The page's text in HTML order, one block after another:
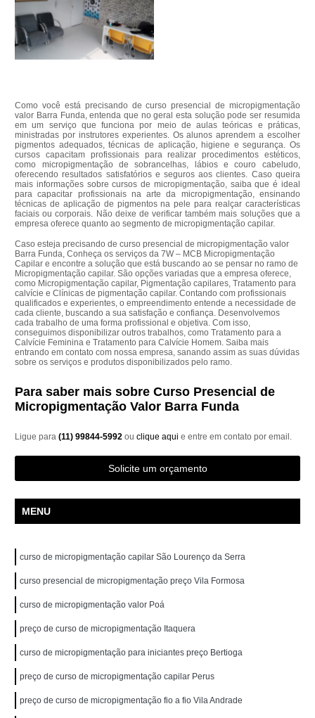
Como você está precisando de curso presencial de micropigmentação
valor Barra Funda, entenda que no geral esta solução pode ser resumida
em um serviço que funciona por meio de aulas teóricas e práticas,
ministradas por instrutores experientes. Os alunos aprendem a escolher
pigmentos adequados, técnicas de aplicação, higiene e segurança. Os
cursos capacitam profissionais para realizar procedimentos estéticos,
como micropigmentação de sobrancelhas, lábios e couro cabeludo,
oferecendo resultados satisfatórios e seguros aos clientes. Caso queira
mais informações sobre cursos de micropigmentação, saiba que é ideal
para capacitar profissionais na arte da micropigmentação, ensinando
técnicas de aplicação de pigmentos na pele para realçar características
faciais ou corporais. Não deixe de verificar também mais soluções que a
empresa oferece quanto ao segmento de micropigmentação capilar.
Caso esteja precisando de curso presencial de micropigmentação valor
Barra Funda, Conheça os serviços da 7W – MCB Micropigmentação
Capilar e encontre a solução que está buscando ao se pensar no ramo de
Micropigmentação capilar. São opções variadas que a empresa oferece,
como Micropigmentação capilar, Pigmentação capilares, Tratamento para
calvície e Clínicas de pigmentação capilar. Contando com profissionais
qualificados e experientes, o empreendimento entende a necessidade de
cada cliente, buscando a sua satisfação e confiança. Desenvolvemos
cada trabalho de uma forma profissional e objetiva. Com isso,
conseguimos disponibilizar outros trabalhos, como Tratamento para a
Calvície Feminina e Tratamento para Calvície Homem. Saiba mais
entrando em contato com nossa empresa, sanando assim as suas dúvidas
sobre os serviços e produtos disponibilizados pelo ramo.
Para saber mais sobre Curso Presencial de
Micropigmentação Valor Barra Funda
Ligue para(11) 99844-5992ouclique aqui e entre em contato por email.
Solicite um orçamento
MENU
curso de micropigmentação capilar São Lourenço da Serra
curso presencial de micropigmentação preço Vila Formosa
curso de micropigmentação valor Poá
preço de curso de micropigmentação Itaquera
curso de micropigmentação para iniciantes preço Bertioga
preço de curso de micropigmentação capilar Perus
preço de curso de micropigmentação fio a fio Vila Andrade